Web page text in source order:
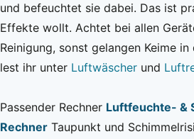
und befeuchtet sie dabei. Das ist
Effekte wollt. Achtet bei allen
Reinigung, sonst gelangen Keime
lest ihr unter Luftwäscher und
Passender Rechner Luftfeuchte- &
Rechner Taupunkt und